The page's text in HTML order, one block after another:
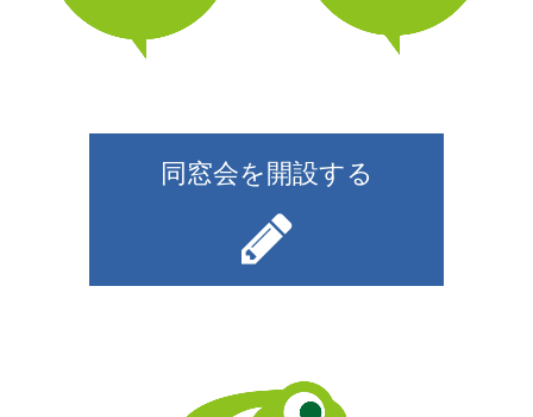
同窓会を開設する